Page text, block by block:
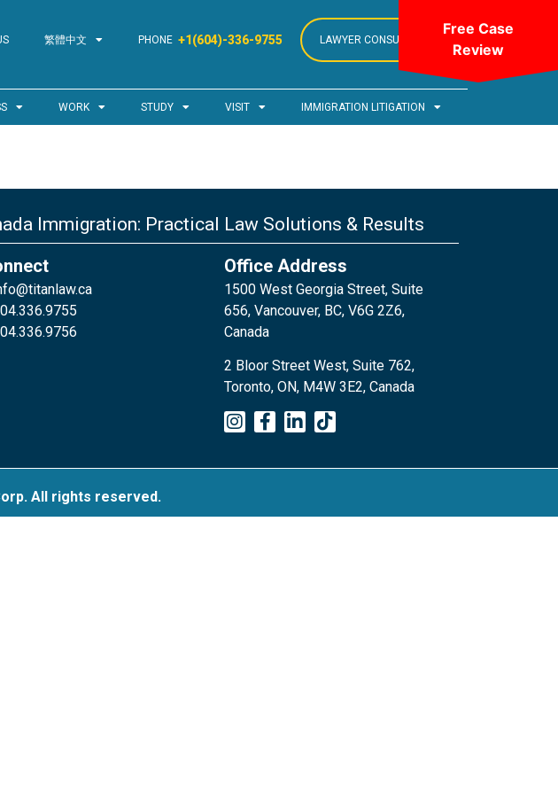
繁體中文 PHONE +1(604)-336-9755 LAWYER CONSULTATION
WORK STUDY VISIT IMMIGRATION LITIGATION
Immigration: Practical Law Solutions & Results
Office Address
1500 West Georgia Street, Suite
656, Vancouver, BC, V6G 2Z6,
Canada
2 Bloor Street West, Suite 762,
Toronto, ON, M4W 3E2, Canada
All rights reserved.
Free Case
Review